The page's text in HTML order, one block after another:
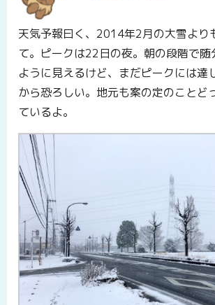
天気予報曰く、2014年2月の大雪より
て。ピークは22日の夜。朝の段階で随
ように見えるけど、まだピークには達
から恐ろしい。地元も案の定のことど
ているよ。